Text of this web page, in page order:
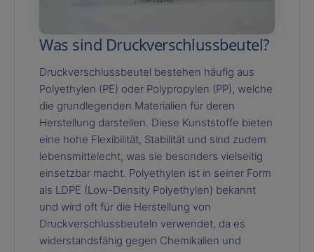
Was sind Druckverschlussbeutel?
Druckverschlussbeutel bestehen häufig aus
Polyethylen (PE) oder Polypropylen (PP), welche
die grundlegenden Materialien für deren
Herstellung darstellen. Diese Kunststoffe bieten
eine hohe Flexibilität, Stabilität und sind zudem
lebensmittelecht, was sie besonders vielseitig
einsetzbar macht. Polyethylen ist in seiner Form
als LDPE (Low-Density Polyethylen) bekannt
und wird oft für die Herstellung von
Druckverschlussbeuteln verwendet, da es
widerstandsfähig gegen Chemikalien und